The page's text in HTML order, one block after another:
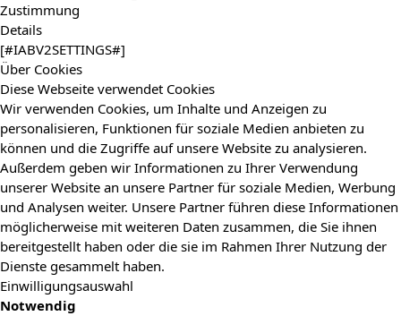
Zustimmung
Details
[#IABV2SETTINGS#]
Über Cookies
Diese Webseite verwendet Cookies
Wir verwenden Cookies, um Inhalte und Anzeigen zu
personalisieren, Funktionen für soziale Medien anbieten zu
können und die Zugriffe auf unsere Website zu analysieren.
Außerdem geben wir Informationen zu Ihrer Verwendung
unserer Website an unsere Partner für soziale Medien, Werbung
und Analysen weiter. Unsere Partner führen diese Informationen
möglicherweise mit weiteren Daten zusammen, die Sie ihnen
bereitgestellt haben oder die sie im Rahmen Ihrer Nutzung der
Dienste gesammelt haben.
Einwilligungsauswahl
Notwendig